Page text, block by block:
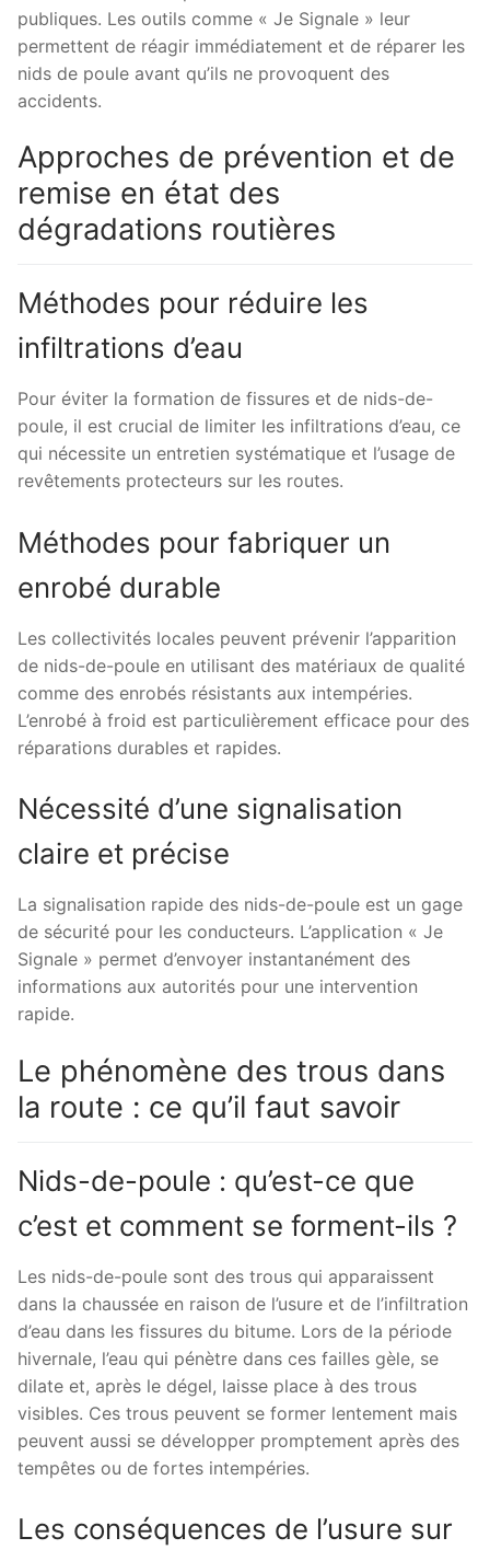
publiques. Les outils comme « Je Signale » leur
permettent de réagir immédiatement et de réparer les
nids de poule avant qu’ils ne provoquent des
accidents.
Approches de prévention et de
remise en état des
dégradations routières
Méthodes pour réduire les
infiltrations d’eau
Pour éviter la formation de fissures et de nids-de-
poule, il est crucial de limiter les infiltrations d’eau, ce
qui nécessite un entretien systématique et l’usage de
revêtements protecteurs sur les routes.
Méthodes pour fabriquer un
enrobé durable
Les collectivités locales peuvent prévenir l’apparition
de nids-de-poule en utilisant des matériaux de qualité
comme des enrobés résistants aux intempéries.
L’enrobé à froid est particulièrement efficace pour des
réparations durables et rapides.
Nécessité d’une signalisation
claire et précise
La signalisation rapide des nids-de-poule est un gage
de sécurité pour les conducteurs. L’application « Je
Signale » permet d’envoyer instantanément des
informations aux autorités pour une intervention
rapide.
Le phénomène des trous dans
la route : ce qu’il faut savoir
Nids-de-poule : qu’est-ce que
c’est et comment se forment-ils ?
Les nids-de-poule sont des trous qui apparaissent
dans la chaussée en raison de l’usure et de l’infiltration
d’eau dans les fissures du bitume. Lors de la période
hivernale, l’eau qui pénètre dans ces failles gèle, se
dilate et, après le dégel, laisse place à des trous
visibles. Ces trous peuvent se former lentement mais
peuvent aussi se développer promptement après des
tempêtes ou de fortes intempéries.
Les conséquences de l’usure sur